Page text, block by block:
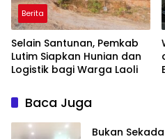
Berita
Selain Santunan, Pemkab
Lutim Siapkan Hunian dan
Logistik bagi Warga Laoli
Baca Juga
‎Bukan